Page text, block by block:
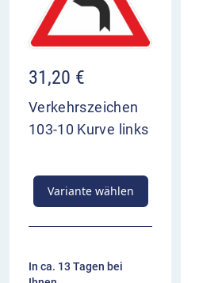
31,20 €
Verkehrszeichen
103-10 Kurve links
Variante wählen
In ca. 13 Tagen bei